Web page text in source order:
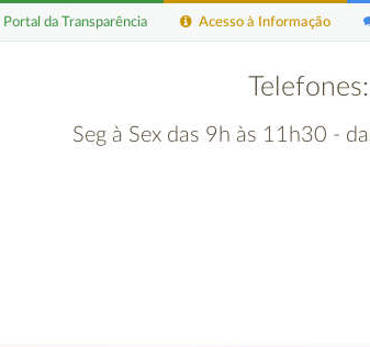
Acesso à Informação
Portal da Transparência
Telefones:
Seg à Sex das 9h às 11h30 -